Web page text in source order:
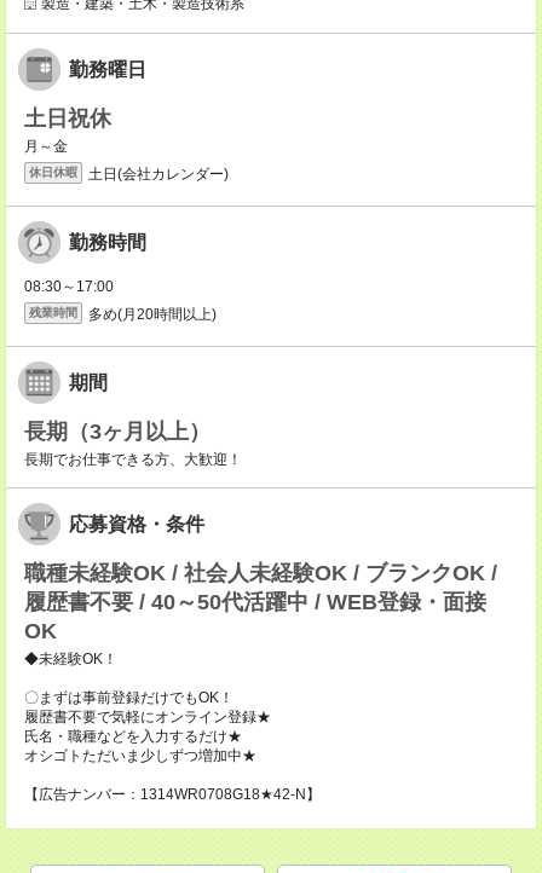
製造・建築・土木・製造技術系
勤務曜日
土日祝休
月～金
休日休暇 土日(会社カレンダー)
勤務時間
08:30～17:00
残業時間 多め(月20時間以上)
期間
長期（3ヶ月以上）
長期でお仕事できる方、大歓迎！
応募資格・条件
職種未経験OK / 社会人未経験OK / ブランクOK /
履歴書不要 / 40～50代活躍中 / WEB登録・面接
OK
◆未経験OK！
〇まずは事前登録だけでもOK！
履歴書不要で気軽にオンライン登録★
氏名・職種などを入力するだけ★
オシゴトただいま少しずつ増加中★
【広告ナンバー：1314WR0708G18★42-N】